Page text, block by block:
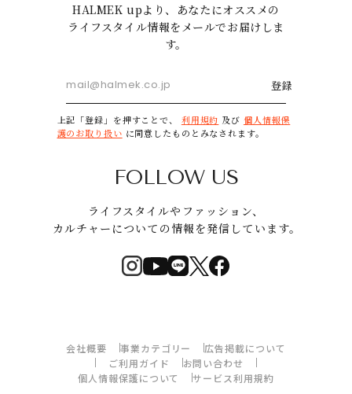
HALMEK upより、あなたにオススメの
ライフスタイル情報をメールでお届けしま
す。
登録
上記「登録」を押すことで、 利用規約 及び 個人情報保
護のお取り扱い に同意したものとみなされます。
FOLLOW US
ライフスタイルやファッション、
カルチャーについての情報を発信しています。
会社概要 事業カテゴリー
広告掲載について
ご利用ガイド
お問い合わせ
個人情報保護について
サービス利用規約